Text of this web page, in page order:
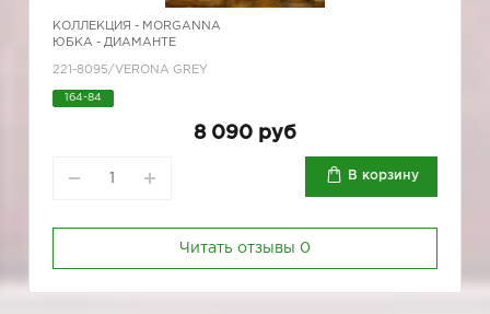
КОЛЛЕКЦИЯ - MORGANNA
ЮБКА - ДИАМАНТЕ
221-8095/VERONA GREY
164-84
8 090 руб
В корзину
Читать отзывы 0